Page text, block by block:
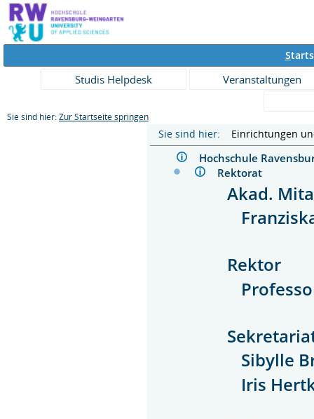
S
Studis Helpdesk
Veranstaltungen
Sie sind hier: Zur Startseite springen
Sie sind hier: Einrichtungen
Hochschule
Rektorat
Akad.
Rektor
Sibylle
Iris